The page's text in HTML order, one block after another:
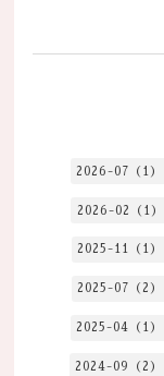
2026-07（1）
2026-02（1）
2025-11（1）
2025-07（2）
2025-04（1）
2024-09（2）